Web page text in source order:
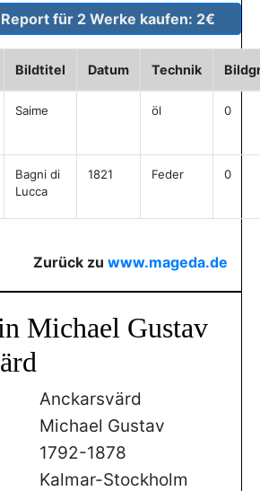
Bildtitel Datum Technik
Saime öl 0
Bagni di
Lucca
1821 Feder 0
Zurück zu www.mageda.de
Michael Gustav
Anckarsvärd
Michael Gustav
1792-1878
Kalmar-Stockholm